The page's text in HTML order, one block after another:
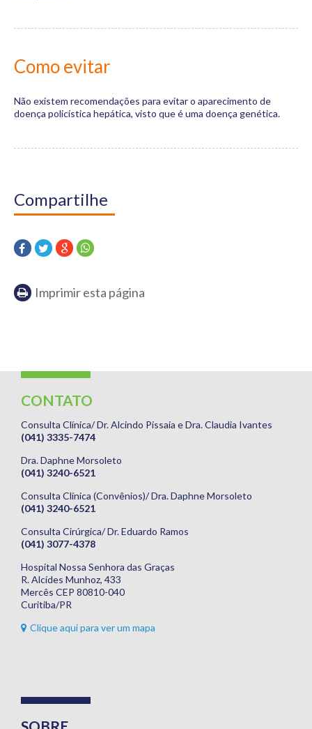
Como evitar
Não existem recomendações para evitar o aparecimento de
doença policística hepática, visto que é uma doença genética.
Compartilhe
Imprimir esta página
CONTATO
Consulta Clínica/ Dr. Alcindo Pissaia e Dra. Claudia Ivantes
(041) 3335-7474
Dra. Daphne Morsoleto
(041) 3240-6521
Consulta Clínica (Convênios)/ Dra. Daphne Morsoleto
(041) 3240-6521
Consulta Cirúrgica/ Dr. Eduardo Ramos
(041) 3077-4378
Hospital Nossa Senhora das Graças
R. Alcídes Munhoz, 433
Mercês CEP 80810-040
Curitiba/PR
Clique aqui para ver um mapa